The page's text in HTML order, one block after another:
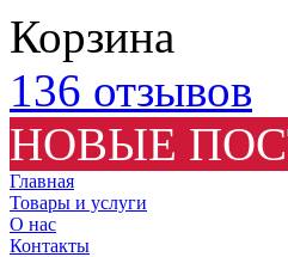
Корзина
136 отзывов
НОВЫЕ
Главная
Товары и услуги
О нас
Контакты